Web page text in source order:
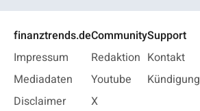
finanztrends.de
Impressum
Mediadaten
Disclaimer
Community
Redaktion
Youtube
X
Support
Kontakt
Kündigung